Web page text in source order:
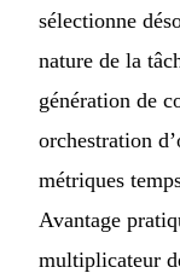
sélectionne
nature de la
génération de
orchestration
métriques
Avantage
multiplicateur